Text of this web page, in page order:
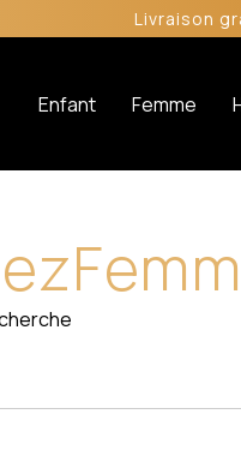
Livraison
Enfant Femme